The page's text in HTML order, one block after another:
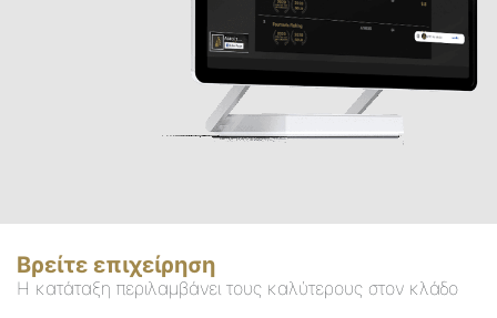
Βρείτε επιχείρηση
Η κατάταξη περιλαμβάνει τους καλύτερους στον κλάδο